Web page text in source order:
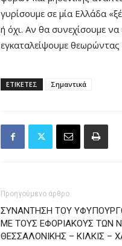
γυρίσουμε σε μία Ελλάδα
ή όχι. Αν θα συνεχίσουμε
εγκαταλείψουμε
ΕΤΙΚΕΤΕΣ Σημαντικά
Προηγούμενο άρθρο
ΣΥΝΑΝΤΗΣΗ ΤΟΥ
ΜΕ ΤΟΥΣ ΕΦΟΡΙΑΚΟΥΣ ΤΩΝ
ΘΕΣΣΑΛΟΝΙΚΗΣ – ΚΙΛΚΙΣ –